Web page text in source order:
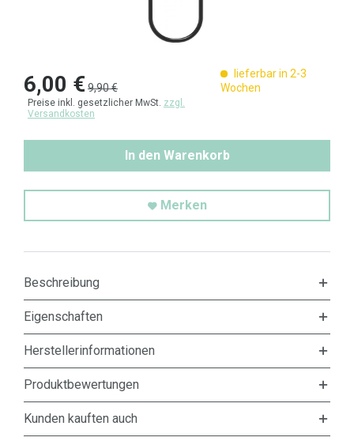
6,00 €9,90 €
Preise inkl. gesetzlicher MwSt. zzgl.
Versandkosten
lieferbar in 2-3
Wochen
In den Warenkorb
Merken
Beschreibung
Eigenschaften
Herstellerinformationen
Produktbewertungen
Kunden kauften auch